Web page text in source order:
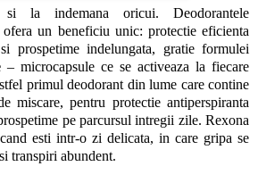
la indemana oricui. Deodorantele
ofera un beneficiu unic: protectie eficienta
prospetime indelungata, gratie formulei
– microcapsule ce se activeaza la fiecare
primul deodorant din lume care contine
miscare, pentru protectie antiperspiranta
pe parcursul intregii zile. Rexona
esti intr-o zi delicata, in care gripa se
transpiri abundent.